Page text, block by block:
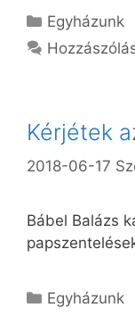
Kategória
Egyházunk
Kérjétek
2018-06-17
Bábel Balázs
Kategória
Egyházunk